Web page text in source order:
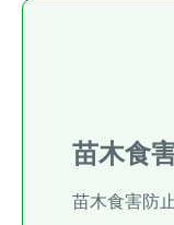
苗木食
苗木食害防
商
サーカメラ）